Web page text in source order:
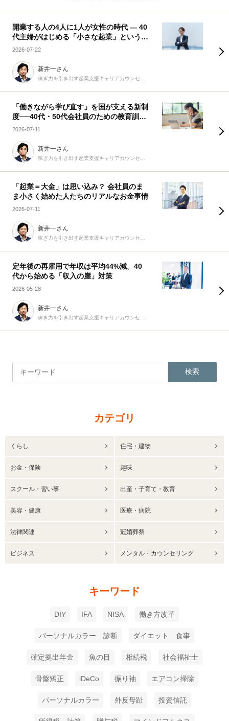
開業する人の4人に1人が女性の時代 ― 40
代主婦がはじめる「小さな起業」という選
択
2026-07-22
新井一さん
「働きながら学び直す」を国が支える新制
度──40代・50代会社員のための教育訓練
休暇給付金
2026-07-11
新井一さん
「起業＝大金」は思い込み？ 会社員のま
ま小さく始めた人たちのリアルなお金事情
2026-07-11
新井一さん
定年後の再雇用で年収は平均44%減。40
代から始める「収入の崖」対策
2026-05-28
新井一さん
検索
カテゴリ
くらし 住宅・建物
お金・保険 趣味
スクール・習い事 出産・子育て・教育
美容・健康 医療・病院
法律関連 冠婚葬祭
ビジネス メンタル・カウンセリング
キーワード
DIY IFA NISA 働き方改革
パーソナルカラー 診断 ダイエット 食事
確定拠出年金 魚の目 相続税 社会福祉士
骨盤矯正 iDeCo 振り袖 エアコン掃除
パーソナルカラー 外反母趾 投資信託